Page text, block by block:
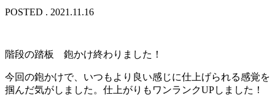
POSTED . 2021.11.16
階段の踏板 鉋かけ終わりました！
今回の鉋かけで、いつもより良い感じに仕上げられる感覚を
掴んだ気がしました。仕上がりもワンランクUPしました！